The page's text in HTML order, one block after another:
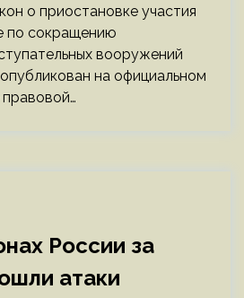
о приостановке участия
по сокращению
вооружений
на официальном
России за
атаки